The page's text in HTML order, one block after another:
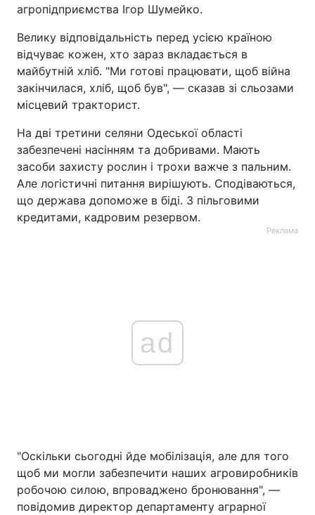
агропідприємства Ігор Шумейко.
Велику відповідальність перед усією країною
відчуває кожен, хто зараз вкладається в
майбутній хліб. "Ми готові працювати, щоб війна
закінчилася, хліб, щоб був", — сказав зі сльозами
місцевий тракторист.
На дві третини селяни Одеської області
забезпечені насінням та добривами. Мають
засоби захисту рослин і трохи важче з пальним.
Але логістичні питання вирішують. Сподіваються,
що держава допоможе в біді. З пільговими
кредитами, кадровим резервом.
Реклама
ad
"Оскільки сьогодні йде мобілізація, але для того
щоб ми могли забезпечити наших агровиробників
робочою силою, впроваджено бронювання", —
повідомив директор департаменту аграрної